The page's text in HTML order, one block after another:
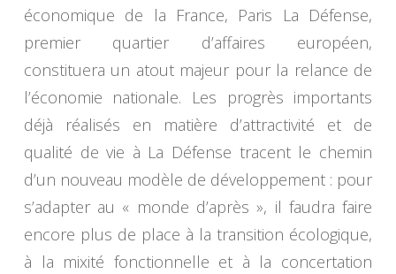
économique de la France, Paris La Défense,
premier quartier d’affaires européen,
constituera un atout majeur pour la relance de
l’économie nationale. Les progrès importants
déjà réalisés en matière d’attractivité et de
qualité de vie à La Défense tracent le chemin
d’un nouveau modèle de développement : pour
s’adapter au « monde d’après », il faudra faire
encore plus de place à la transition écologique,
à la mixité fonctionnelle et à la concertation